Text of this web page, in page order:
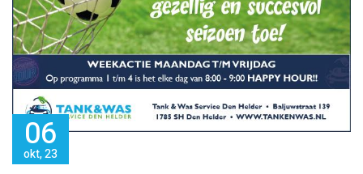
06
okt, 23